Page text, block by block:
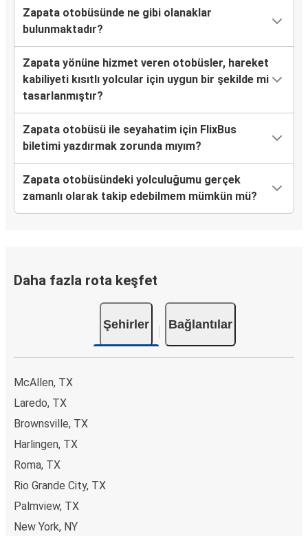
Zapata otobüsünde ne gibi olanaklar
bulunmaktadır?
Zapata yönüne hizmet veren otobüsler, hareket
kabiliyeti kısıtlı yolcular için uygun bir şekilde mi
tasarlanmıştır?
Zapata otobüsü ile seyahatim için FlixBus
biletimi yazdırmak zorunda mıyım?
Zapata otobüsündeki yolculuğumu gerçek
zamanlı olarak takip edebilmem mümkün mü?
Daha fazla rota keşfet
Şehirler Bağlantılar
McAllen, TX
Laredo, TX
Brownsville, TX
Harlingen, TX
Roma, TX
Rio Grande City, TX
Palmview, TX
New York, NY